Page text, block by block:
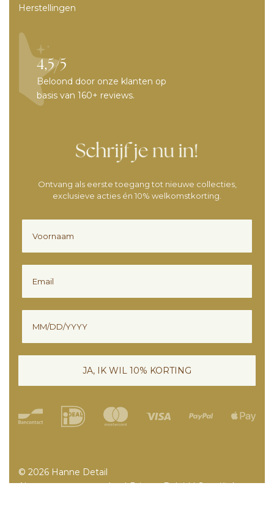
Herstellingen
4,5/5
Beloond door onze klanten op
basis van 160+ reviews.
Ontvang als eerste toegang tot nieuwe collecties,
exclusieve acties én 10% welkomstkorting.
JA, IK WIL 10% KORTING
© 2026 Hanne Detail
Algemene voorwaarden|Privacy Beleid|Specifieke